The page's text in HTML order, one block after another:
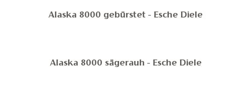
Alaska 8000 gebürstet - Esche Diele
Alaska 8000 sägerauh - Esche Diele